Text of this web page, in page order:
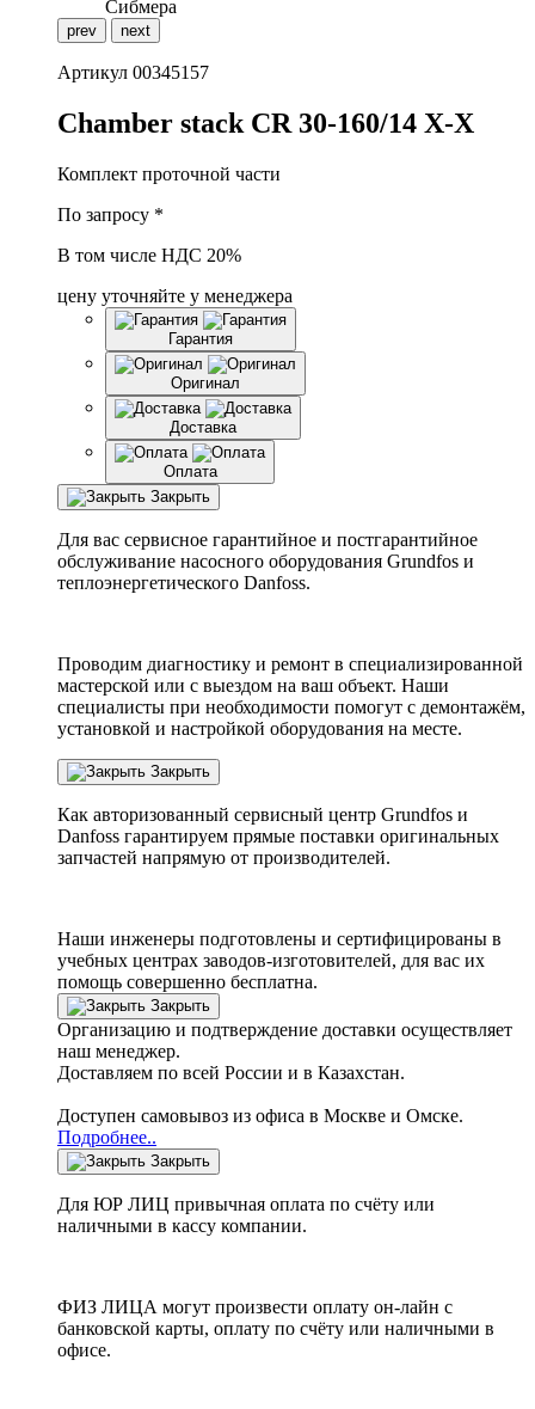
prev next
Артикул 00345157
Chamber stack CR 30-160/14 X-X
Комплект проточной части
По запросу *
В том числе НДС 20%
цену уточняйте у менеджера
Гарантия
Оригинал
Доставка
Оплата
Закрыть
Для вас сервисное гарантийное и постгарантийное
обслуживание насосного оборудования Grundfos и
теплоэнергетического Danfoss.
Проводим диагностику и ремонт в специализированной
мастерской или с выездом на ваш объект. Наши
специалисты при необходимости помогут с демонтажём,
установкой и настройкой оборудования на месте.
Закрыть
Как авторизованный сервисный центр Grundfos и
Danfoss гарантируем прямые поставки оригинальных
запчастей напрямую от производителей.
Наши инженеры подготовлены и сертифицированы в
учебных центрах заводов-изготовителей, для вас их
помощь совершенно бесплатна.
Закрыть
Организацию и подтверждение доставки осуществляет
наш менеджер.
Доставляем по всей России и в Казахстан.
Доступен самовывоз из офиса в Москве и Омске.
Подробнее..
Закрыть
Для ЮР ЛИЦ привычная оплата по счёту или
наличными в кассу компании.
ФИЗ ЛИЦА могут произвести оплату он-лайн с
банковской карты, оплату по счёту или наличными в
офисе.